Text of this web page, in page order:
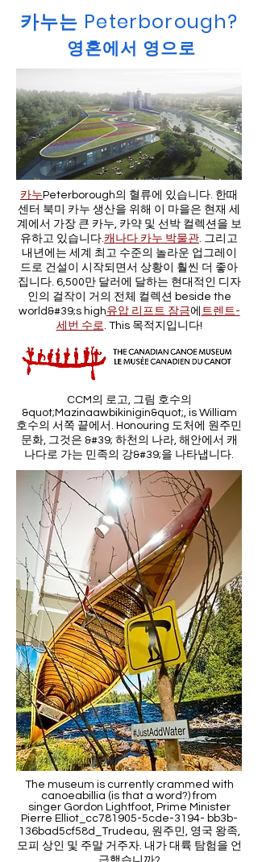
카누는 Peterborough?
영혼에서 영으로
카누 Peterborough의 혈류에 있습니다. 한때
센터 북미 카누 생산을 위해 이 마을은 현재 세
계에서 가장 큰 카누, 카약 및 선박 컬렉션을 보
유하고 있습니다.캐나다 카누 박물관. 그리고
내년에는 세계 최고 수준의 놀라운 업그레이
드로 건설이 시작되면서 상황이 훨씬 더 좋아
집니다. 6,500만 달러에 달하는 현대적인 디자
인의 걸작이 거의 전체 컬렉션 beside the
world&#39;s high유압 리프트 잠금에 트렌트-
세번 수로. This 목적지입니다!
CCM의 로고, 그림 호수의
&quot;Mazinaawbikinigin&quot;, is William
호수의 서쪽 끝에서. Honouring 도처에 원주민
문화, 그것은 &#39; 하천의 나라, 해안에서 캐
나다로 가는 민족의 강&#39;을 나타냅니다.
The museum is currently crammed with
canoeabillia (is that a word?) from
singer Gordon Lightfoot, Prime Minister
Pierre Elliot_cc781905-5cde-3194- bb3b-
136bad5cf58d_Trudeau, 원주민, 영국 왕족,
모피 상인 및 주말 거주자. 내가 대륙 탐험을 언